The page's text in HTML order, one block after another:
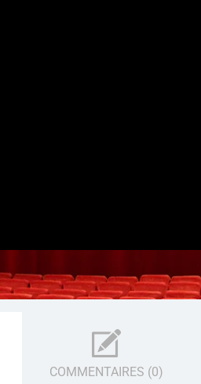
COMMENTAIRES (0)